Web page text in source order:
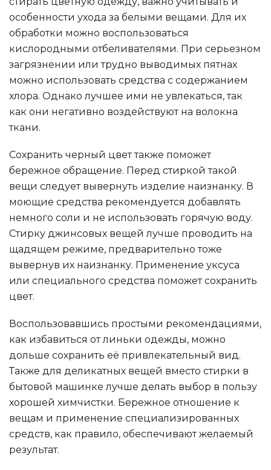
особенности ухода за белыми вещами. Для их
обработки можно воспользоваться
кислородными отбеливателями. При серьезном
загрязнении или трудно выводимых пятнах
можно использовать средства с содержанием
хлора. Однако лучшее ими не увлекаться, так
как они негативно воздействуют на волокна
ткани.
Сохранить черный цвет также поможет
бережное обращение. Перед стиркой такой
вещи следует вывернуть изделие наизнанку. В
моющие средства рекомендуется добавлять
немного соли и не использовать горячую воду.
Стирку джинсовых вещей лучше проводить на
щадящем режиме, предварительно тоже
вывернув их наизнанку. Применение уксуса
или специального средства поможет сохранить
цвет.
Воспользовавшись простыми рекомендациями,
как избавиться от линьки одежды, можно
дольше сохранить её привлекательный вид.
Также для деликатных вещей вместо стирки в
бытовой машинке лучше делать выбор в пользу
хорошей химчистки. Бережное отношение к
вещам и применение специализированных
средств, как правило, обеспечивают желаемый
результат.